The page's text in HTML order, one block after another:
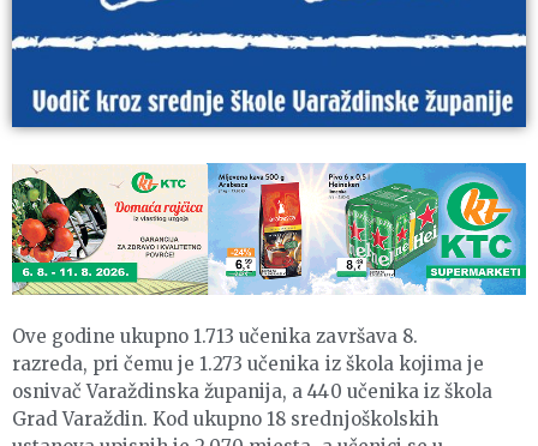
Ove godine ukupno 1.713 učenika završava 8.
razreda, pri čemu je 1.273 učenika iz škola kojima je
osnivač Varaždinska županija, a 440 učenika iz škola
Grad Varaždin. Kod ukupno 18 srednjoškolskih